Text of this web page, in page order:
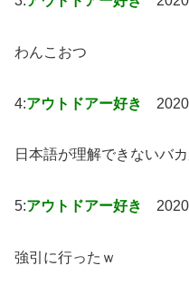
わんこおつ
4:アウトドアー好き
日本語が理解できないバ
5:アウトドアー好き
強引に行ったｗ